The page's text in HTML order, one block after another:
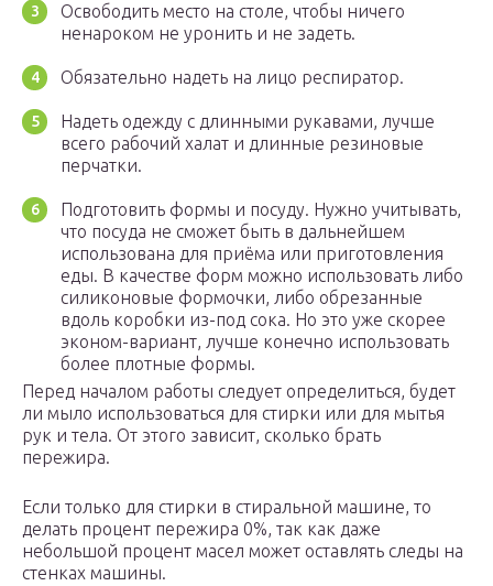
Освободить место на столе, чтобы ничего
ненароком не уронить и не задеть.
Обязательно надеть на лицо респиратор.
Надеть одежду с длинными рукавами, лучше
всего рабочий халат и длинные резиновые
перчатки.
Подготовить формы и посуду. Нужно учитывать,
что посуда не сможет быть в дальнейшем
использована для приёма или приготовления
еды. В качестве форм можно использовать либо
силиконовые формочки, либо обрезанные
вдоль коробки из-под сока. Но это уже скорее
эконом-вариант, лучше конечно использовать
более плотные формы.
Перед началом работы следует определиться, будет
ли мыло использоваться для стирки или для мытья
рук и тела. От этого зависит, сколько брать
пережира.
Если только для стирки в стиральной машине, то
делать процент пережира 0%, так как даже
небольшой процент масел может оставлять следы на
стенках машины.